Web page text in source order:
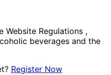
Website Regulations ,
beverages and the
Register Now